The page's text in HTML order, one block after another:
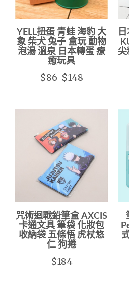
YELL扭蛋 青蛙 海豹 大
象 柴犬 兔子 盒玩 動物
泡湯 溫泉 日本轉蛋 療
癒玩具
$86-$148
尖
咒術迴戰鉛筆盒 AXCIS
卡通文具 筆袋 化妝包
收納袋 五條悟 虎杖悠
仁 狗捲
$184